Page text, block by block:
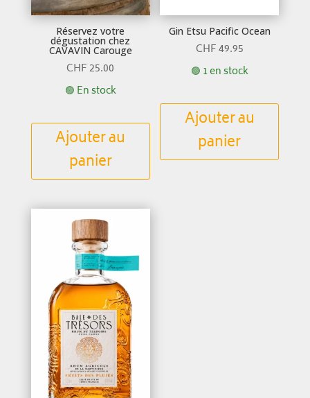
Réservez votre
dégustation chez
CAVAVIN Carouge
CHF25.00
🟢 En stock
Ajouter au
panier
Gin Etsu Pacific Ocean
CHF49.95
🟢 1 en stock
Ajouter au
panier